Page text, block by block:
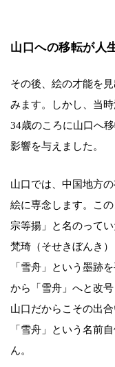
山口への移転が人
その後、絵の才能を
みます。しかし、当
34歳のころに山口へ
影響を与えました。
山口では、中国地方
絵に専念します。こ
宗等揚」と名のって
梵琦（そせきぼんき
「雪舟」という墨跡
から「雪舟」へと改
山口だからこその出
「雪舟」という名前
ん。